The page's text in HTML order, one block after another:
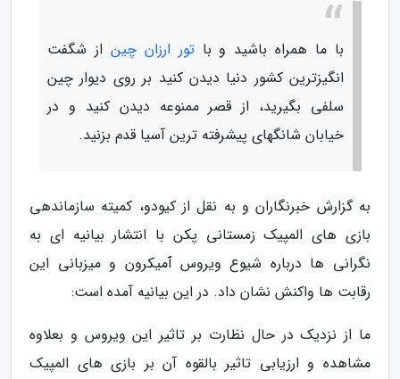
با ما همراه باشید و باتور ارزان چین از شگفت
انگیزترین کشور دنیا دیدن کنید بر روی دیوار چین
سلفی بگیرید، از قصر ممنوعه دیدن کنید و در
خیابان شانگهای پیشرفته ترین آسیا قدم بزنید.
به گزارش خبرنگاران و به نقل از کیودو، کمیته سازماندهی
بازی های المپیک زمستانی پکن با انتشار بیانیه ای به
نگرانی ها درباره شیوع ویروس ٱمیکرون و میزبانی این
رقابت ها واکنش نشان داد. در این بیانیه آمده است:
ما از نزدیک در حال نظارت بر تاثیر این ویروس و بعلاوه
مشاهده و ارزیابی تاثیر بالقوه آن بر بازی های المپیک